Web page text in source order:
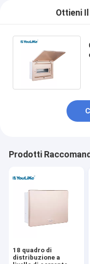
Ottieni
Prodotti
18 quadro di
distribuzione a